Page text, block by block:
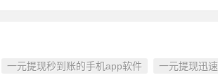
一元提现秒到账的手机app软件 一元提现迅